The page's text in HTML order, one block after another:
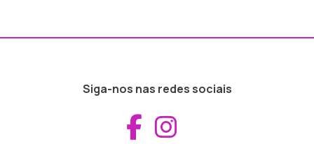
Siga-nos nas redes sociais
Aceder ao